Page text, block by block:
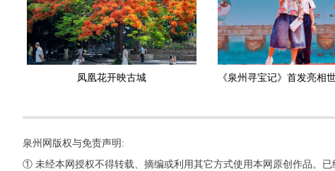
凤凰花开映古城
泉州网版权与免责声明:
① 未经本网授权不得转载、摘编或利用其它方式使用本网原创作品。